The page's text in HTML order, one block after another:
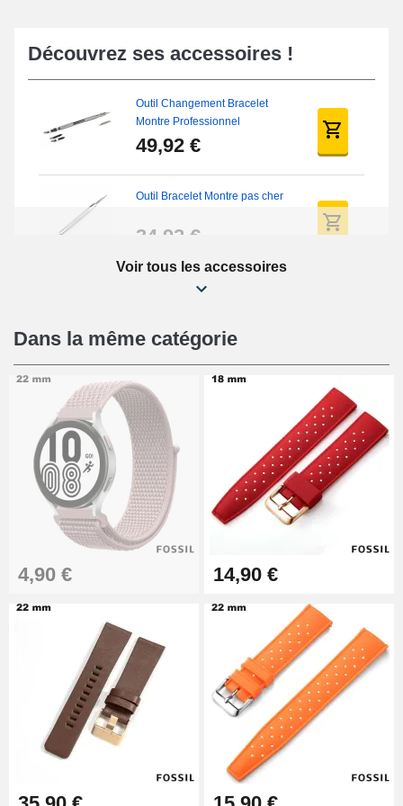
Découvrez ses accessoires !
Outil Changement Bracelet
Montre Professionnel
49,92 €
Outil Bracelet Montre pas cher
34,92 €
Kit Réparation Montre Débutant
16,90 €
Pied à Coulisse Numérique
9,90 €
Pince à Poinçonner (pince trou)
57,42 €
Pince Trou pour Bracelet de
Kit Horlogerie Débutant
26,90 €
Boîte Pompe Bracelet Montre -
Diamètre 1,50 mm - 8 à 25 mm
Voir tous les accessoires
Dans la même catégorie
4,90 € 14,90 €